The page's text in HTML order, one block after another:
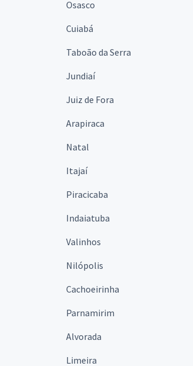
Osasco
Cuiabá
Taboão da Serra
Jundiaí
Juiz de Fora
Arapiraca
Natal
Itajaí
Piracicaba
Indaiatuba
Valinhos
Nilópolis
Cachoeirinha
Parnamirim
Alvorada
Limeira